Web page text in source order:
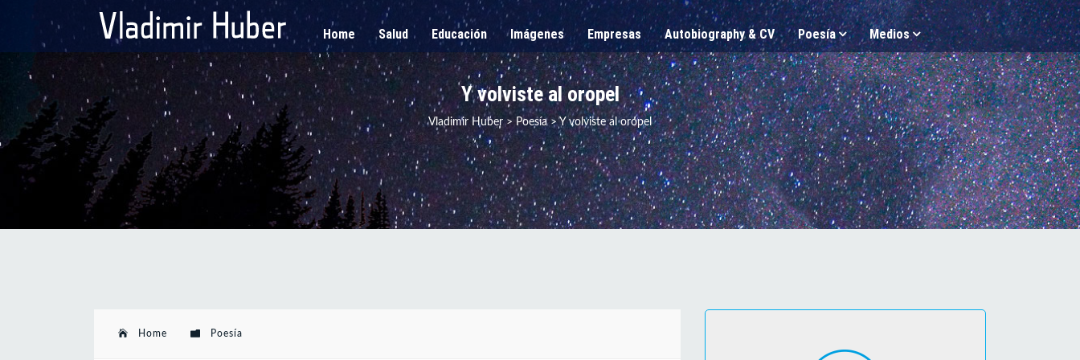
Home Salud Educación Imágenes Empresas Autobiography & CV Poesía Medios
Y volviste al oropel
Vladimir Huber> Poesía>Y volviste al oropel
Home Poesía